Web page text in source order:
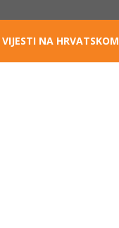
VIJESTI NA HRVATSKOM